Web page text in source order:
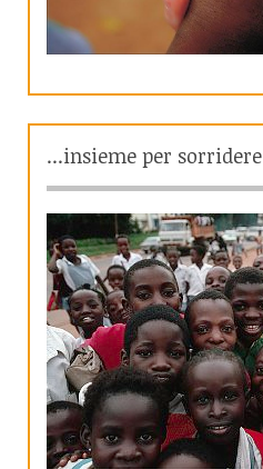
...insieme per sorridere